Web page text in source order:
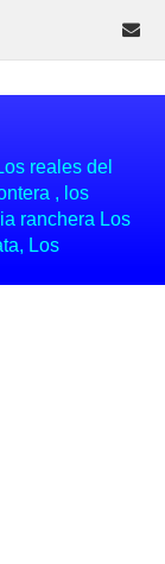
reales del
, los
ranchera Los
Los